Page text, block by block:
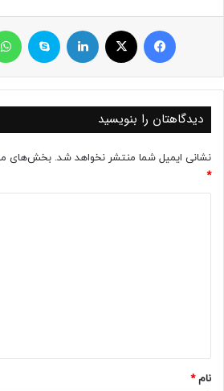
فیسبوک ایکس لینکداین
دیدگاهتان را بنویسید
نشانی ایمیل شما منتشر نخواهد شد. بخش‌های
*
نام*